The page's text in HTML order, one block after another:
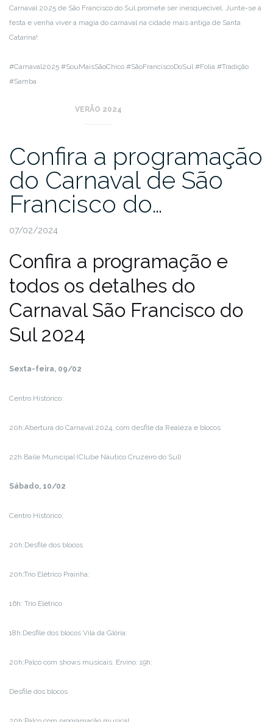
Carnaval 2025 de São Francisco do Sul promete ser inesquecível. Junte-se à
festa e venha viver a magia do carnaval na cidade mais antiga de Santa
Catarina!
#Carnaval2025 #SouMaisSãoChico #SãoFranciscoDoSul #Folia #Tradição
#Samba
VERÃO 2024
Confira a programação
do Carnaval de São
Francisco do…
07/02/2024
Confira a programação e
todos os detalhes do
Carnaval São Francisco do
Sul 2024
Sexta-feira, 09/02
Centro Histórico:
20h:Abertura do Carnaval 2024, com desfile da Realeza e blocos
22h:Baile Municipal (Clube Náutico Cruzeiro do Sul)
Sábado, 10/02
Centro Histórico:
20h:Desfile dos blocos
20h:Trio Elétrico Prainha:
16h: Trio Elétrico
18h:Desfile dos blocos Vila da Glória:
20h:Palco com shows musicais. Ervino: 19h:
Desfile dos blocos